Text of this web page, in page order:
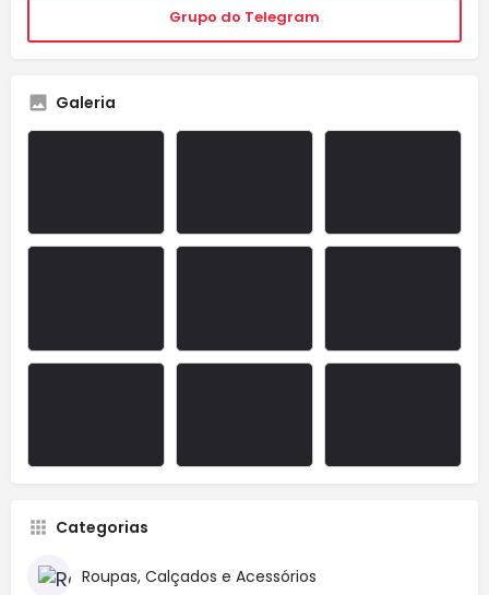
Grupo do Telegram
Galeria
Categorias
Roupas, Calçados e Acessórios